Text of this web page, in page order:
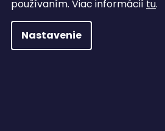
používaním. Viac informácií tu.
Nastavenie